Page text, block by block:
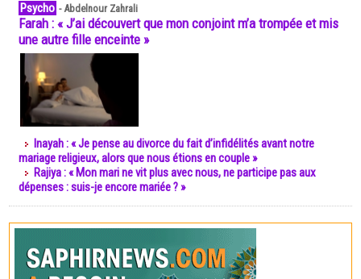
Psycho -Abdelnour Zahrali
Farah : « J’ai découvert que mon conjoint m’a trompée et mis
une autre fille enceinte »
Inayah : « Je pense au divorce du fait d’infidélités avant notre
mariage religieux, alors que nous étions en couple »
Rajiya : « Mon mari ne vit plus avec nous, ne participe pas aux
dépenses : suis-je encore mariée ? »